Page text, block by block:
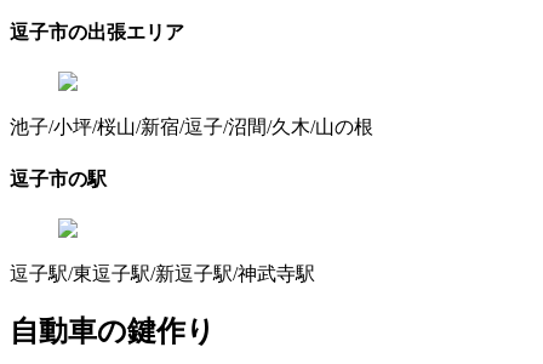
逗子市の出張エリア
池子/小坪/桜山/新宿/逗子/沼間/久木/山の根
逗子市の駅
逗子駅/東逗子駅/新逗子駅/神武寺駅
自動車の鍵作り